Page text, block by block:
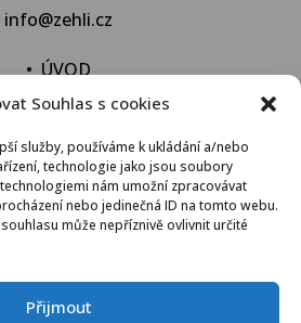
Souhlas s cookies
služby, používáme k ukládání a/nebo
technologie jako jsou soubory
nám umožní zpracovávat
nebo jedinečná ID na tomto webu.
může nepříznivě ovlivnit určité
Přijmout
info@zehli.cz
•ÚVOD
• NOVINKY
VYPRAT
•KONTAKT
OBCHODNÍ PODMÍNKY